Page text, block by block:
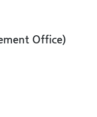
Office)